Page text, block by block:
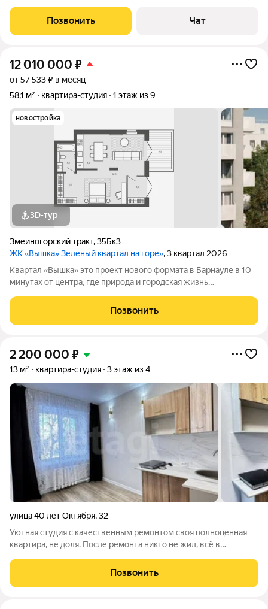
собственник,прописанных в квартире нет,быстрый выход на
сделку.Ключи в день сделки!!!
Позвонить Чат
12 010 000 ₽
от 57 533 ₽ в месяц
58,1 м²
квартира-студия 1 этаж из 9
новостройка
3D-тур
Змеиногорский тракт,35Бк3
ЖК «Вышка» Зеленый квартал на горе», 3 квартал 2026
Квартал «Вышка» это проект нового формата в Барнауле в 10
минутах от центра, где природа и городская жизнь
интеграция в существующий природный ландшафт с
максимальным сохранением зелени и пешеходных
Позвонить
2 200 000 ₽
13 м² квартира-студия 3 этаж из 4
улица 40 лет Октября,32
Уютная студия с качественным ремонтом своя полноценная
квартира, не доля. После ремонта никто не жил, всё в
использованы только хорошие материалы. В комнате легко
помещаются диван, шкаф, стол и
Позвонить